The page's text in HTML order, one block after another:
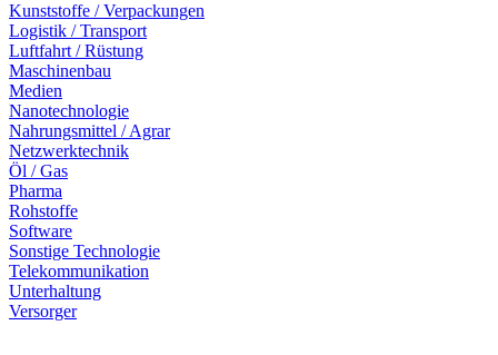
Kunststoffe / Verpackungen
Logistik / Transport
Luftfahrt / Rüstung
Maschinenbau
Medien
Nanotechnologie
Nahrungsmittel / Agrar
Netzwerktechnik
Öl / Gas
Pharma
Rohstoffe
Software
Sonstige Technologie
Telekommunikation
Unterhaltung
Versorger